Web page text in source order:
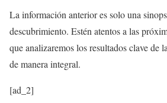
La información anterior es solo una
descubrimiento. Estén atentos a las
que analizaremos los resultados clave de
de manera integral.
[ad_2]